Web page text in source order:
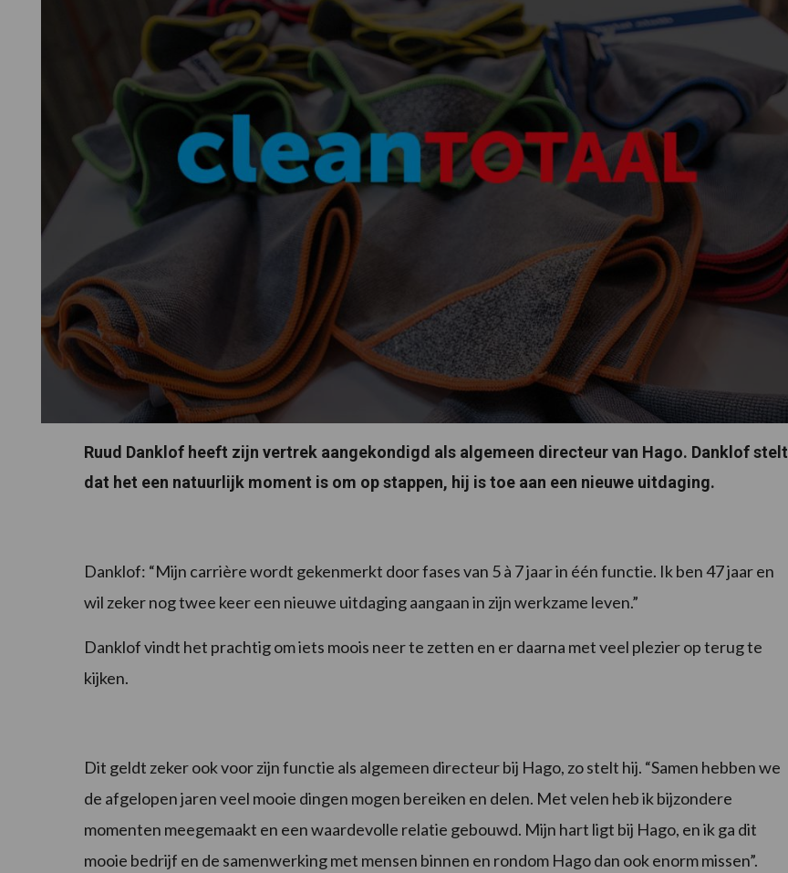
Ruud Danklof heeft zijn vertrek aangekondigd als algemeen directeur van Hago. Danklof stelt
dat het een natuurlijk moment is om op stappen, hij is toe aan een nieuwe uitdaging.
Danklof: “Mijn carrière wordt gekenmerkt door fases van 5 à 7 jaar in één functie. Ik ben 47 jaar en
wil zeker nog twee keer een nieuwe uitdaging aangaan in zijn werkzame leven.”
Danklof vindt het prachtig om iets moois neer te zetten en er daarna met veel plezier op terug te
kijken.
Dit geldt zeker ook voor zijn functie als algemeen directeur bij Hago, zo stelt hij. “Samen hebben we
de afgelopen jaren veel mooie dingen mogen bereiken en delen. Met velen heb ik bijzondere
momenten meegemaakt en een waardevolle relatie gebouwd. Mijn hart ligt bij Hago, en ik ga dit
mooie bedrijf en de samenwerking met mensen binnen en rondom Hago dan ook enorm missen”.